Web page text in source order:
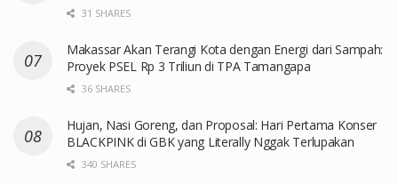
31 SHARES
Makassar Akan Terangi Kota dengan Energi dari Sampah:
Proyek PSEL Rp 3 Triliun di TPA Tamangapa
36 SHARES
Hujan, Nasi Goreng, dan Proposal: Hari Pertama Konser
BLACKPINK di GBK yang Literally Nggak Terlupakan
340 SHARES